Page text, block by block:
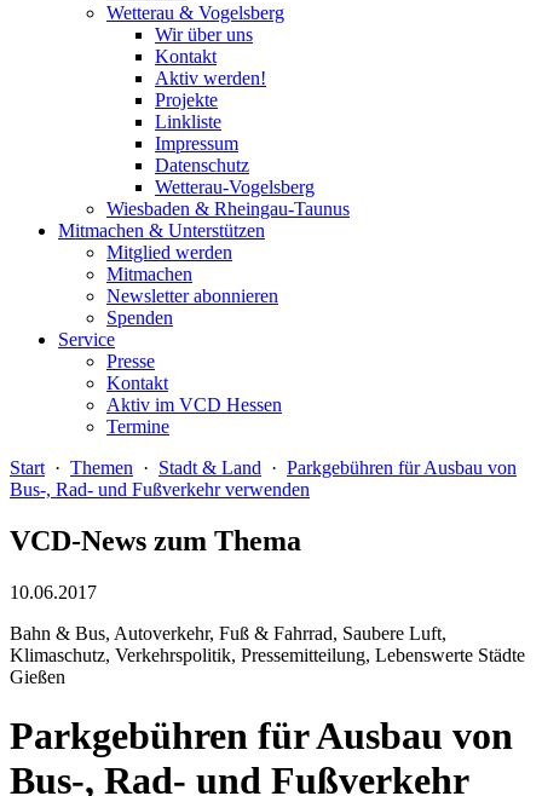
Wetterau & Vogelsberg
Wir über uns
Kontakt
Aktiv werden!
Projekte
Linkliste
Impressum
Datenschutz
Wetterau-Vogelsberg
Wiesbaden & Rheingau-Taunus
Mitmachen & Unterstützen
Mitglied werden
Mitmachen
Newsletter abonnieren
Spenden
Service
Presse
Kontakt
Aktiv im VCD Hessen
Termine
Start · Themen · Stadt & Land · Parkgebühren für Ausbau von
Bus-, Rad- und Fußverkehr verwenden
VCD-News zum Thema
10.06.2017
Bahn & Bus, Autoverkehr, Fuß & Fahrrad, Saubere Luft,
Klimaschutz, Verkehrspolitik, Pressemitteilung, Lebenswerte Städte
Gießen
Parkgebühren für Ausbau von
Bus-, Rad- und Fußverkehr